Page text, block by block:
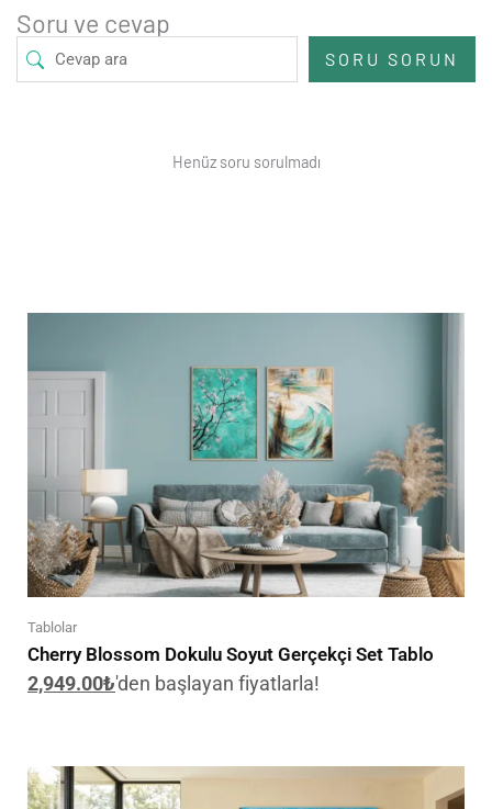
Soru ve cevap
SORU SORUN
Henüz soru sorulmadı
Tablolar
Cherry Blossom Dokulu Soyut Gerçekçi Set Tablo
2,949.00₺'den başlayan fiyatlarla!